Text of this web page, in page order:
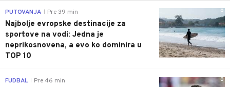
0
PUTOVANJA Pre 39 min
Najbolje evropske destinacije za
sportove na vodi: Jedna je
neprikosnovena, a evo ko dominira u
TOP 10
0
FUDBAL Pre 46 min